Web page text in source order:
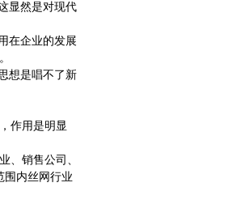
显然是对现代
在企业的发展
想是唱不了新
作用是明显
、销售公司、
围内丝网行业